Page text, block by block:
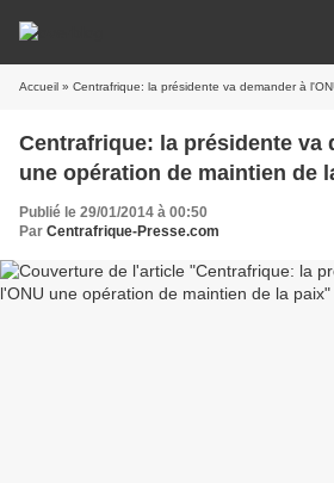
Accueil » Centrafrique: la présidente va demander à l'ONU
Centrafrique: la présidente va
une opération de maintien de
Publié le 29/01/2014 à 00:50
Par Centrafrique-Presse.com